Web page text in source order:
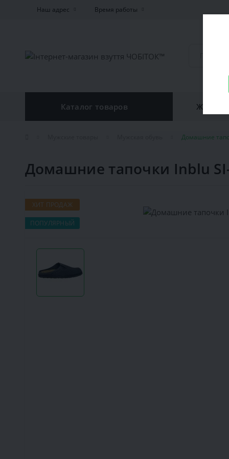
Наш адрес Время работы
Каталог товаров
Домашние
Домашние тапочки Inblu
ХИТ ПРОДАЖ
ПОПУЛЯРНЫЙ